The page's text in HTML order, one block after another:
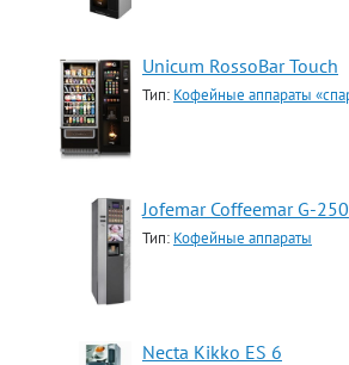
Unicum RossoBar Touch
Тип: Кофейные аппараты
Jofemar Coffeemar G-250
Тип: Кофейные аппараты
Necta Kikko ES 6